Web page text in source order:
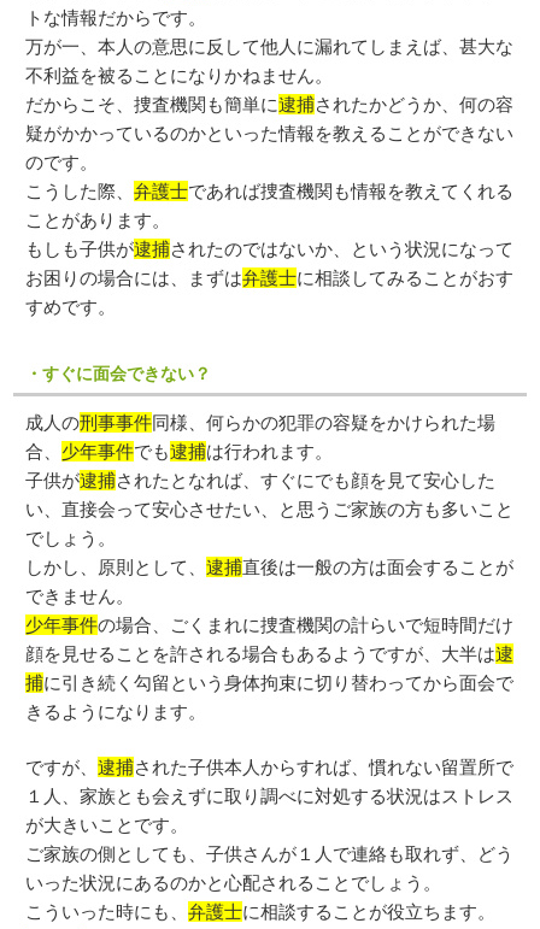
トな情報だからです。
万が一、本人の意思に反して他人に漏れてしまえば、甚大な
不利益を被ることになりかねません。
だからこそ、捜査機関も簡単に逮捕されたかどうか、何の容
疑がかかっているのかといった情報を教えることができない
のです。
こうした際、弁護士であれば捜査機関も情報を教えてくれる
ことがあります。
もしも子供が逮捕されたのではないか、という状況になって
お困りの場合には、まずは弁護士に相談してみることがおす
すめです。
・すぐに面会できない？
成人の刑事事件同様、何らかの犯罪の容疑をかけられた場
合、 少年事件でも逮捕は行われます。
子供が逮捕されたとなれば、すぐにでも顔を見て安心した
い、直接会って安心させたい、と思うご家族の方も多いこと
でしょう。
しかし、原則として、逮捕直後は一般の方は面会することが
できません。
少年事件の場合、ごくまれに捜査機関の計らいで短時間だけ
顔を見せることを許される場合もあるようですが、大半は逮
捕に引き続く勾留という身体拘束に切り替わってから面会で
きるようになります。
ですが、逮捕された子供本人からすれば、慣れない留置所で
１人、家族とも会えずに取り調べに対処する状況はストレス
が大きいことです。
ご家族の側としても、子供さんが１人で連絡も取れず、どう
いった状況にあるのかと心配されることでしょう。
こういった時にも、弁護士に相談することが役立ちます。